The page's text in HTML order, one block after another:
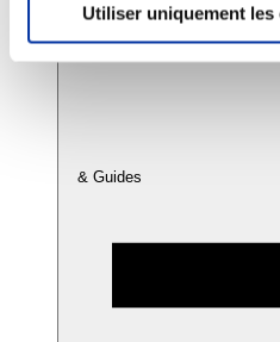
Utiliser uniquement les
& Guides